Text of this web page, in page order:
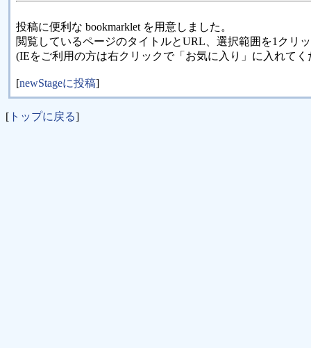
投稿に便利な bookmarklet を用意しました。
閲覧しているページのタイトルとURL、選択範囲を1クリ
(IEをご利用の方は右クリックで「お気に入り」に入れてく
[newStageに投稿]
[ トップに戻る]